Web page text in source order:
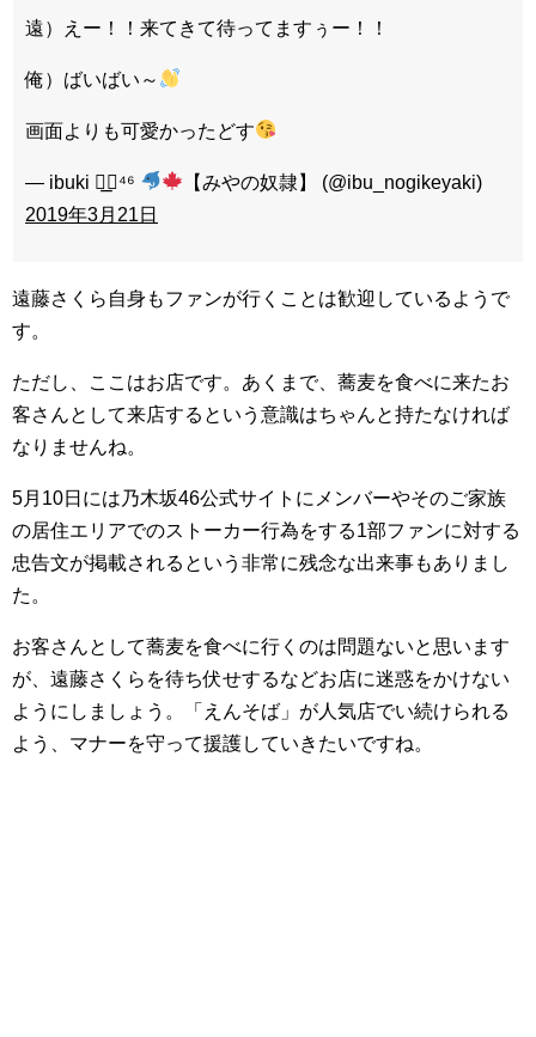
遠）えー！！来てきて待ってますぅー！！
俺）ばいばい～
画面よりも可愛かったどす
— ibuki ◢͟￨⁴⁶
【みやの奴隷】 (@ibu_nogikeyaki)
2019年3月21日
遠藤さくら自身もファンが行くことは歓迎しているようで
す。
ただし、ここはお店です。あくまで、蕎麦を食べに来たお
客さんとして来店するという意識はちゃんと持たなければ
なりませんね。
5月10日には乃木坂46公式サイトにメンバーやそのご家族
の居住エリアでのストーカー行為をする1部ファンに対する
忠告文が掲載されるという非常に残念な出来事もありまし
た。
お客さんとして蕎麦を食べに行くのは問題ないと思います
が、遠藤さくらを待ち伏せするなどお店に迷惑をかけない
ようにしましょう。「えんそば」が人気店でい続けられる
よう、マナーを守って援護していきたいですね。